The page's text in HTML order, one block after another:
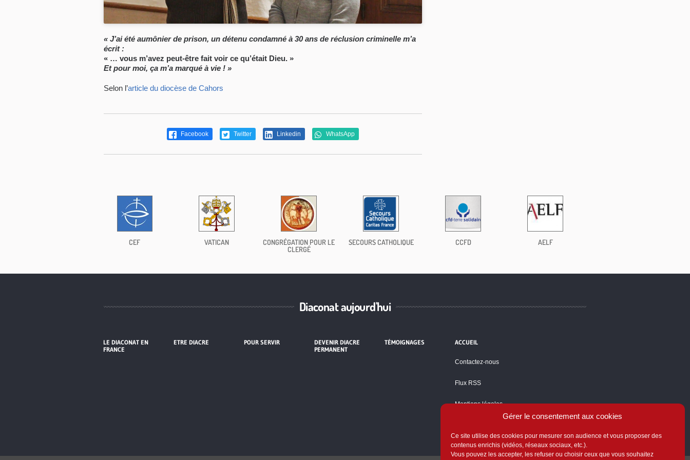
Gérer le consentement aux cookies
Ce site utilise des cookies pour mesurer son audience et vous proposer des
contenus enrichis (vidéos, réseaux sociaux, etc.).
Vous pouvez les accepter, les refuser ou choisir ceux que vous souhaitez
« J’ai été aumônier de prison, un détenu condamné à 30 ans de réclusion criminelle m’a
écrit :
« … vous m’avez peut-être fait voir ce qu’était Dieu. »
Et pour moi, ça m’a marqué à vie ! »
Selon l’article du diocèse de Cahors
Facebook Twitter Linkedin WhatsApp
CEF VATICAN
CONGRÉGATION POUR LE
CLERGÉ
SECOURS CATHOLIQUE CCFD AELF
Diaconat aujourd'hui
LE DIACONAT EN
FRANCE
ETRE DIACRE POUR SERVIR
DEVENIR DIACRE
PERMANENT
TÉMOIGNAGES ACCUEIL
Contactez-nous
Flux RSS
Mentions légales